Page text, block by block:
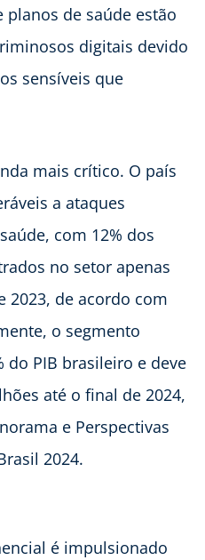
de saúde estão
digitais devido
sensíveis que
mais crítico. O país
a ataques
com 12% dos
no setor apenas
2023, de acordo com
o segmento
do PIB brasileiro e deve
até o final de 2024,
e Perspectivas
2024.
é impulsionado